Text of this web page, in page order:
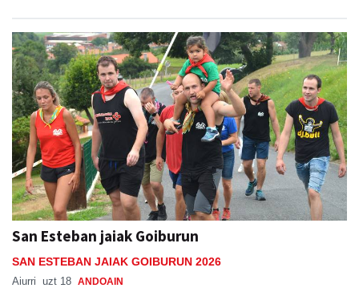
San Esteban jaiak Goiburun
SAN ESTEBAN JAIAK GOIBURUN 2026
Aiurri uzt 18 ANDOAIN